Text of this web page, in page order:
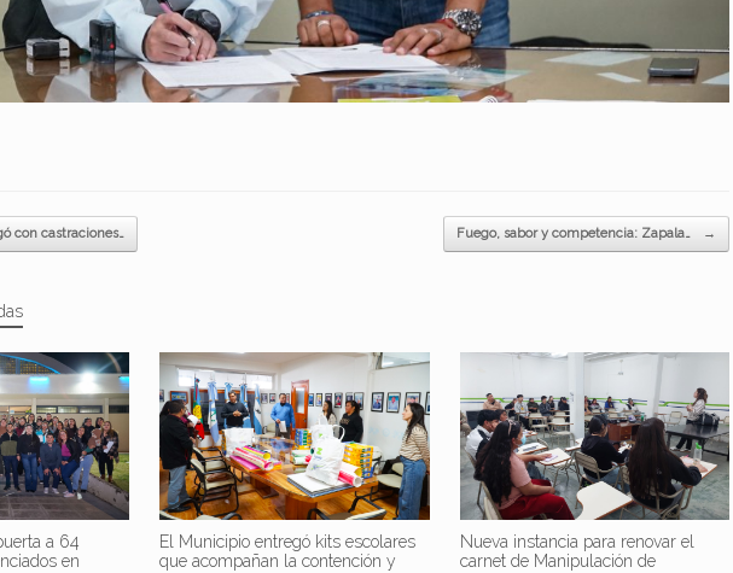
con castraciones… Fuego, sabor y competencia: Zapala… →
a 64
en
El Municipio entregó kits escolares
que acompañan la contención y
Nueva instancia para renovar el
carnet de Manipulación de